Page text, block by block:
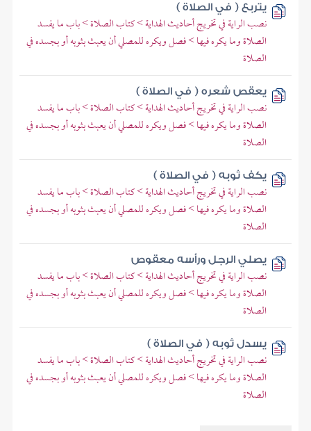
يتربع ( في الصلاة )
نصب الراية في تخريج أحاديث الهداية > كتاب الصلاة > باب ما يفسد
الصلاة وما يكره فيها > فصل ويكره للمصلي أن يعبث بثوبه أو بجسده في
الصلاة
يعقص شعره ( في الصلاة )
نصب الراية في تخريج أحاديث الهداية > كتاب الصلاة > باب ما يفسد
الصلاة وما يكره فيها > فصل ويكره للمصلي أن يعبث بثوبه أو بجسده في
الصلاة
يكف ثوبه ( في الصلاة )
نصب الراية في تخريج أحاديث الهداية > كتاب الصلاة > باب ما يفسد
الصلاة وما يكره فيها > فصل ويكره للمصلي أن يعبث بثوبه أو بجسده في
الصلاة
يصلي الرجل ورأسه معقوص
نصب الراية في تخريج أحاديث الهداية > كتاب الصلاة > باب ما يفسد
الصلاة وما يكره فيها > فصل ويكره للمصلي أن يعبث بثوبه أو بجسده في
الصلاة
يسدل ثوبه ( في الصلاة )
نصب الراية في تخريج أحاديث الهداية > كتاب الصلاة > باب ما يفسد
الصلاة وما يكره فيها > فصل ويكره للمصلي أن يعبث بثوبه أو بجسده في
الصلاة